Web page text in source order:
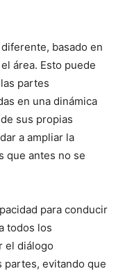
basado en
área. Esto puede
partes
en una dinámica
sus propias
a ampliar la
que antes no se
para conducir
todos los
el diálogo
evitando que